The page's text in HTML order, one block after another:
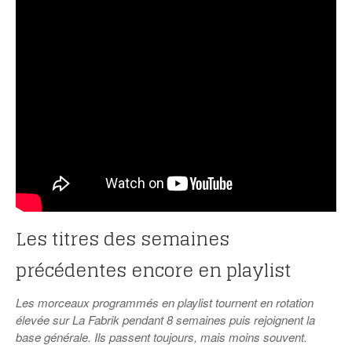
Les titres des semaines
précédentes encore en playlist
Les morceaux programmés en playlist tournent en rotation
élevée sur La Fabrik pendant 8 semaines puis rejoignent la
base générale. Ils passent toujours, mais moins souvent.